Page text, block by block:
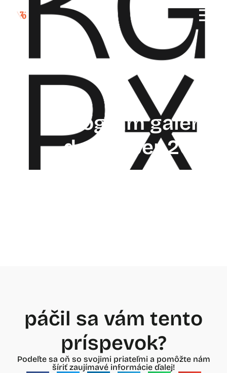
program galérie
december 2024
páčil sa vám tento
príspevok?
Podeľte sa oň so svojimi priateľmi a pomôžte nám
šíriť zaujímavé informácie ďalej!